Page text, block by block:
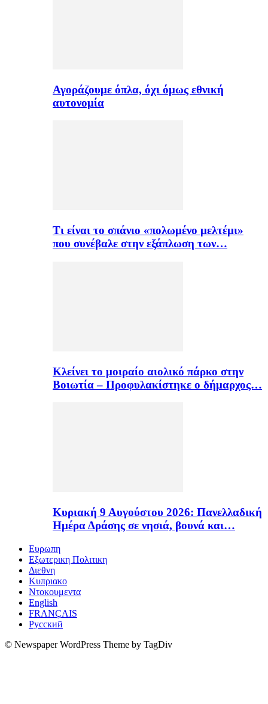
Αγοράζουμε όπλα, όχι όμως εθνική
αυτονομία
Τι είναι το σπάνιο «πολωμένο μελτέμι»
που συνέβαλε στην εξάπλωση των…
Κλείνει το μοιραίο αιολικό πάρκο στην
Βοιωτία – Προφυλακίστηκε ο δήμαρχος…
Κυριακή 9 Αυγούστου 2026: Πανελλαδική
Ημέρα Δράσης σε νησιά, βουνά και…
Ευρωπη
Εξωτερικη Πολιτικη
Διεθνη
Κυπριακο
Ντοκουμεντα
English
FRANÇAIS
Русский
© Newspaper WordPress Theme by TagDiv